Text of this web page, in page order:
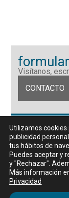
Visítanos,
CONTACTO
Fundación
Calle Ancha 10
CIF: G11442167
956 07 03 70
Horario de
De lunes a
Utilizamos
publicidad
tus hábitos de
Puedes aceptar y
y "Rechazar".
Más información
Privacidad